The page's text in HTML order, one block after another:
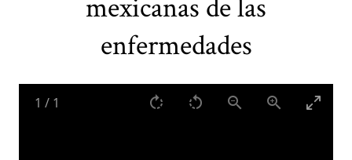
mexicanas de las
enfermedades
1 / 1